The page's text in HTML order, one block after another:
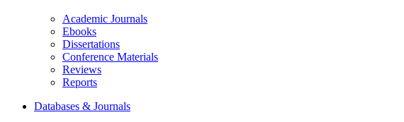
Academic Journals
Ebooks
Dissertations
Conference Materials
Reviews
Reports
Databases & Journals